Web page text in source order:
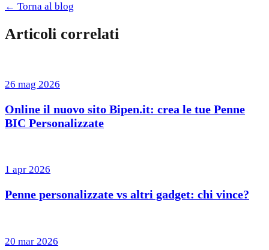
← Torna al blog
Articoli correlati
26 mag 2026
Online il nuovo sito Bipen.it: crea le tue Penne
BIC Personalizzate
1 apr 2026
Penne personalizzate vs altri gadget: chi vince?
20 mar 2026